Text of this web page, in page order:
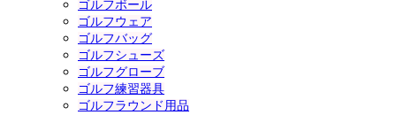
ゴルフボール
ゴルフウェア
ゴルフバッグ
ゴルフシューズ
ゴルフグローブ
ゴルフ練習器具
ゴルフラウンド用品